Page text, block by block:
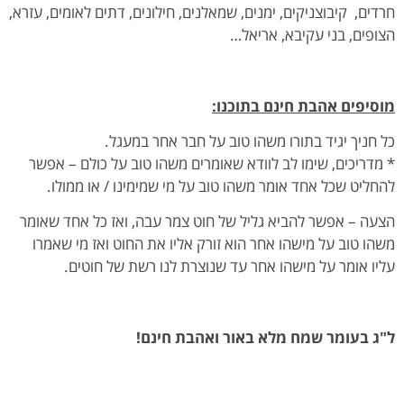
חרדים, קיבוצניקים, ימנים, שמאלנים, חילונים, דתים לאומים, עזרא,
הצופים, בני עקיבא, אריאל…
מוסיפים אהבת חינם בתוכנו:
כל חניך יגיד בתורו משהו טוב על חבר אחר במעגל.
* מדריכים, שימו לב לוודא שאומרים משהו טוב על כולם – אפשר
להחליט שכל אחד אומר משהו טוב על מי שמימינו / או ממולו.
הצעה – אפשר להביא גליל של חוט צמר עבה, ואז כל אחד שאומר
משהו טוב על מישהו אחר הוא זורק אליו את החוט ואז מי שאמרו
עליו אומר על מישהו אחר עד שנוצרת לנו רשת של חוטים.
ל"ג בעומר שמח מלא באור ואהבת חינם!